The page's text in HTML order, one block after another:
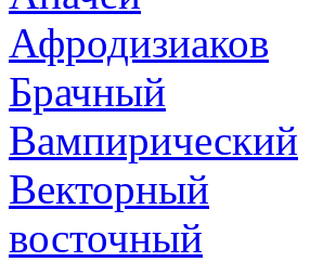
Афродизиаков
Брачный
Вампирический
Векторный
восточный